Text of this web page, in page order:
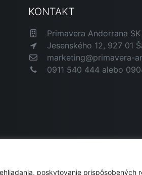
poskytovanie prispôsobených
KONTAKT
Primavera Andorrana SK
Jesenského 12, 927 01
marketing@primavera-
0911 540 444 alebo